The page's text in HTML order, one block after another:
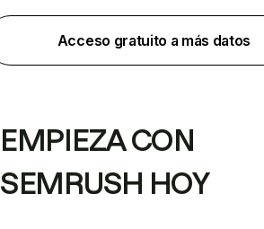
Acceso gratuito a más datos
EMPIEZA CON
SEMRUSH HOY